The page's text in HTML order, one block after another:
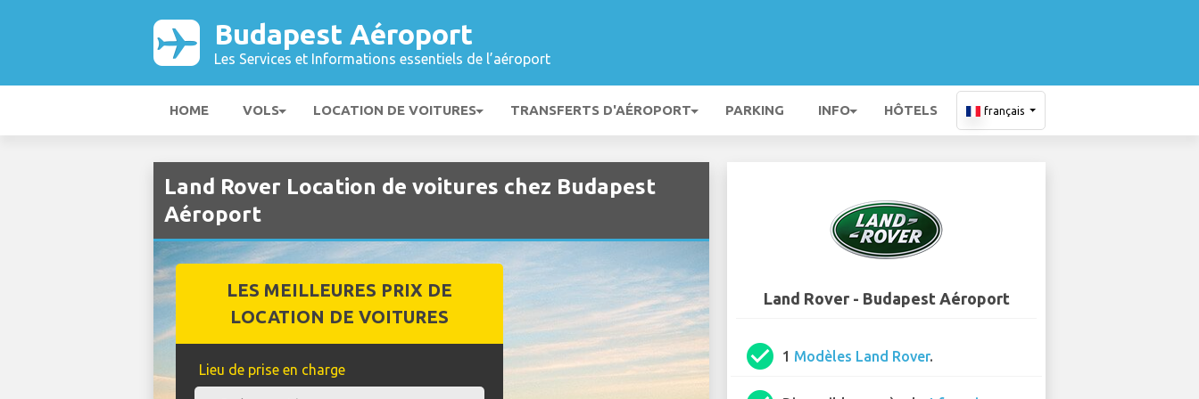
Budapest Aéroport
Les Services et Informations essentiels de l’aéroport
HOME VOLS LOCATION DE VOITURES TRANSFERTS D'AÉROPORT PARKING INFO HÔTELS français
Land Rover Location de voitures chez Budapest
Aéroport
LES MEILLEURES PRIX DE
LOCATION DE VOITURES
Lieu de prise en charge
Land Rover - Budapest Aéroport
check_circle 1 Modèles Land Rover.